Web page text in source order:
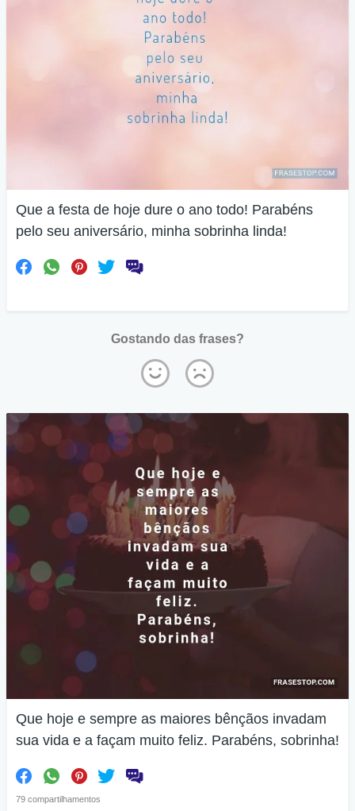
Que a festa de hoje dure o ano todo! Parabéns
pelo seu aniversário, minha sobrinha linda!
Gostando das frases?
Que hoje e sempre as maiores bênçãos invadam
sua vida e a façam muito feliz. Parabéns, sobrinha!
79 compartilhamentos